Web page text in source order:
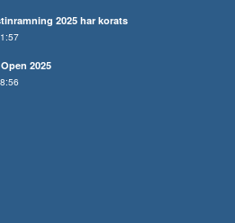
2025 har korats
2025